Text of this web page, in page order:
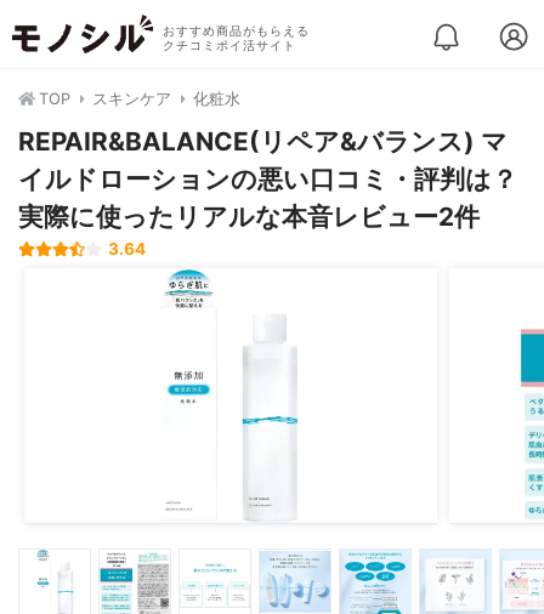
おすすめ商品がもらえる
クチコミポイ活サイト
TOP スキンケア 化粧水
REPAIR&BALANCE(リペア&バランス) マ
イルドローションの悪い口コミ・評判は？
実際に使ったリアルな本音レビュー2件
3.64